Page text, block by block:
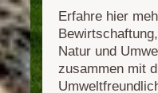
Erfahre hier
Natur und
zusammen mit